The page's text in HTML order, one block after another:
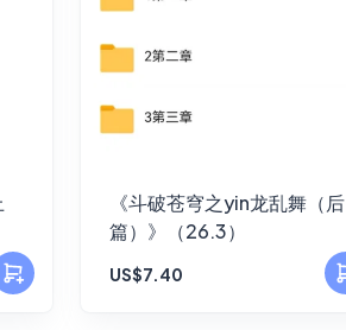
《斗破苍穹之yin龙乱舞（后
篇）》（26.3）
US$7.40